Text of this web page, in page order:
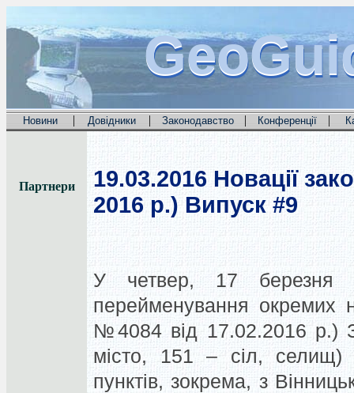
Новини | Довідники | Законодавство | Конференції |
Партнери 19.03.2016 Новації
2016 р.) Випуск #9
У четвер, 17 березня
перейменування окремих
№4084 від 17.02.2016 р.)
місто, 151 – сіл, селищ)
пунктів, зокрема, з